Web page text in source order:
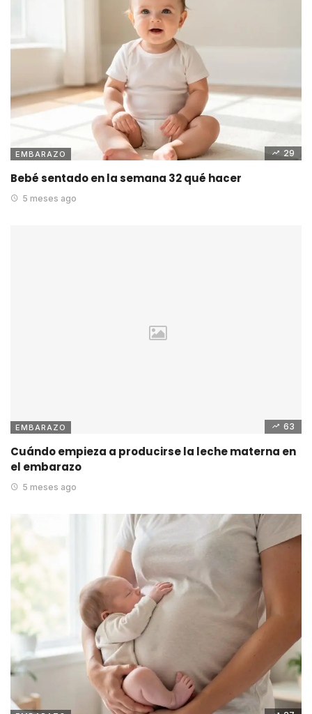
EMBARAZO 29
Bebé sentado en la semana 32 qué hacer
5 meses ago
EMBARAZO 63
Cuándo empieza a producirse la leche materna en
el embarazo
5 meses ago